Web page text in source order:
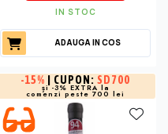
IN STOC
ADAUGA IN COS
-15% | CUPON: SD700
și -3% EXTRA la
comenzi peste 700 lei